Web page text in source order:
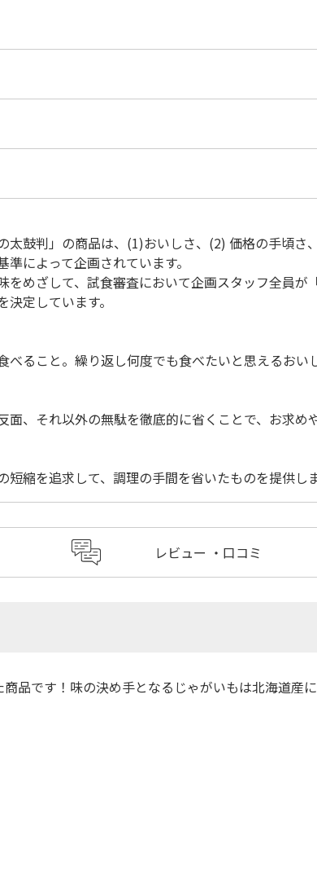
太鼓判」の商品は、(1)おいしさ、(2) 価格の手頃さ
によって企画されています。
をめざして、試食審査において企画スタッフ全員が
定しています。
べること。繰り返し何度でも食べたいと思えるおい
面、それ以外の無駄を徹底的に省くことで、お求め
縮を追求して、調理の手間を省いたものを提供しま
レビュー ・口コミ
品です！味の決め手となるじゃがいもは北海道産